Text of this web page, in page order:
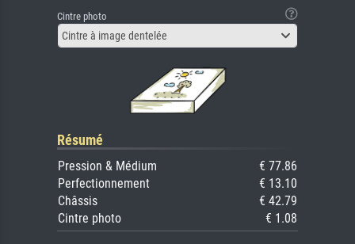
Cintre photo
Cintre à image dentelée
Résumé
Pression & Médium
€ 77.86
Perfectionnement
€ 13.10
Châssis
€ 42.79
Cintre photo
€ 1.08